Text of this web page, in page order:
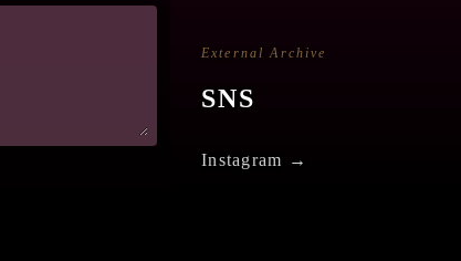
External Archive
SNS
Instagram →